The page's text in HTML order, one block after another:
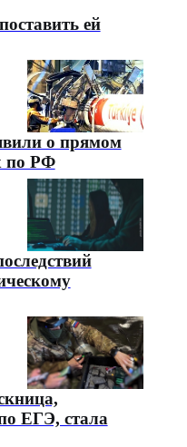
ей
о прямом
по РФ
ЕГЭ, стала